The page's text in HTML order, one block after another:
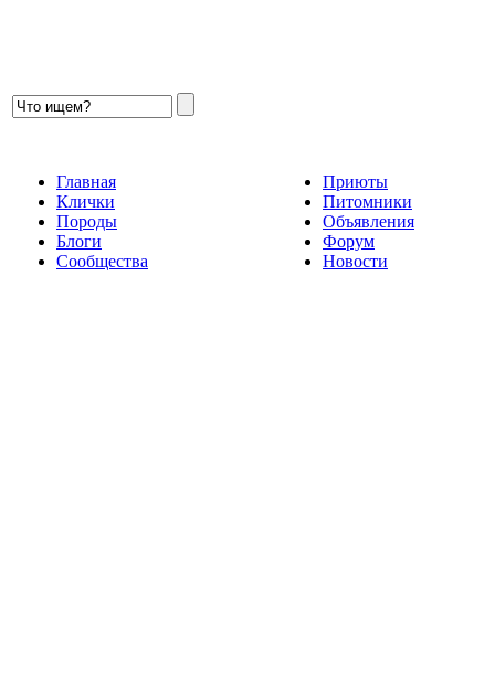
Главная
Клички
Породы
Блоги
Сообщества
Приюты
Питомники
Объявления
Форум
Новости